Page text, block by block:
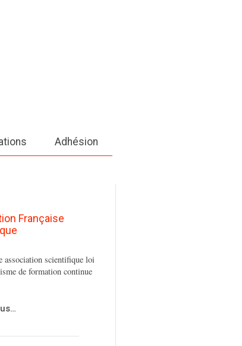
Adhésion
Française
association scientifique loi
de formation continue